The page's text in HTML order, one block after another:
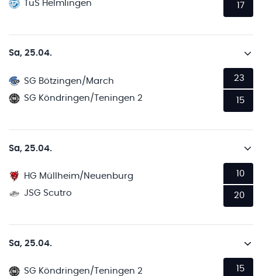
TuS Helmlingen
17
Sa, 25.04.
SG Bötzingen/March
SG Köndringen/Teningen 2
23
15
Sa, 25.04.
HG Müllheim/Neuenburg
JSG Scutro
10
20
Sa, 25.04.
SG Köndringen/Teningen 2
15